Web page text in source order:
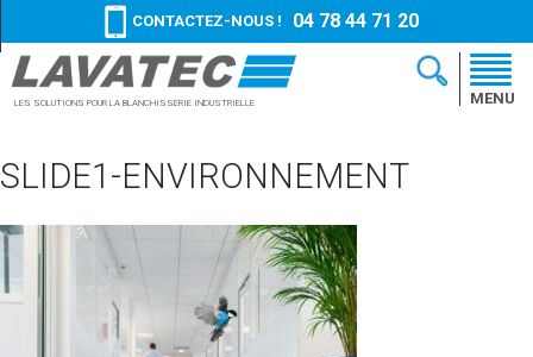
LES SOLUTIONS POUR LA BLANCHISSERIE INDUSTRIELLE
CONTACTEZ-NOUS ! 04 78 44 71 20
MENU
SLIDE1-ENVIRONNEMENT